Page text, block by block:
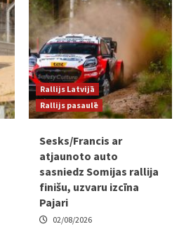
Rallijs Latvijā
Rallijs pasaulē
Sesks/Francis ar
atjaunoto auto
sasniedz Somijas rallija
finišu, uzvaru izcīna
Pajari
02/08/2026